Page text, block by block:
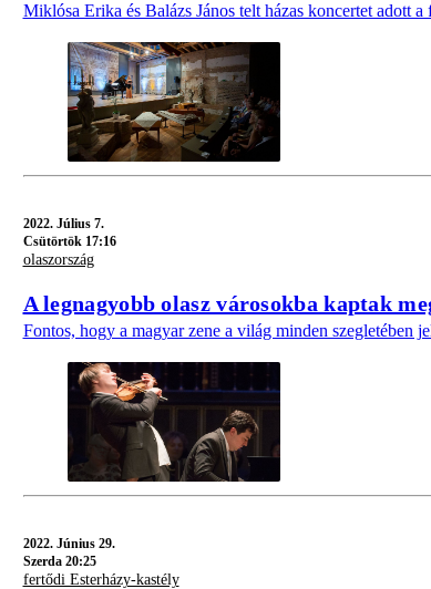
Miklósa Erika és Balázs János telt házas koncertet adott
2022. Július 7.
Csütörtök 17:16
olaszország
A legnagyobb olasz városokba kaptak
Fontos, hogy a magyar zene a világ minden szegletében
2022. Június 29.
Szerda 20:25
fertődi Esterházy-kastély